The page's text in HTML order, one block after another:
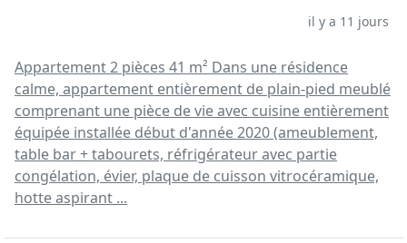
il y a 11 jours
Appartement 2 pièces 41 m² Dans une résidence
calme, appartement entièrement de plain-pied meublé
comprenant une pièce de vie avec cuisine entièrement
équipée installée début d'année 2020 (ameublement,
table bar + tabourets, réfrigérateur avec partie
congélation, évier, plaque de cuisson vitrocéramique,
hotte aspirant ...